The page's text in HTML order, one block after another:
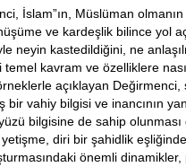
İslam”ın, Müslüman olmanın
ve kardeşlik bilince yol
neyin kastedildiğini, ne
temel kavram ve özelliklere
açıklayan Değirmenci,
bir vahiy bilgisi ve inancının
bilgisine de sahip
diri bir şahidlik
önemli